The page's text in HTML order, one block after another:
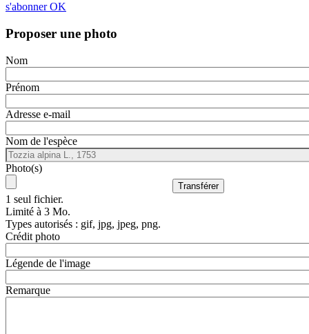
s'abonner OK
Proposer une photo
Nom
Prénom
Adresse e-mail
Nom de l'espèce
Photo(s)
1 seul fichier.
Limité à 3 Mo.
Types autorisés : gif, jpg, jpeg, png.
Crédit photo
Légende de l'image
Remarque